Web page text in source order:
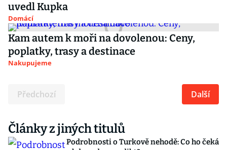
uvedl Kupka
Domácí
Kam autem k moři na dovolenou: Ceny,
poplatky, trasy a destinace
Nakupujeme
Předchozí Další
Články z jiných titulů
Podrobnosti o Turkově nehodě: Co ho čeká